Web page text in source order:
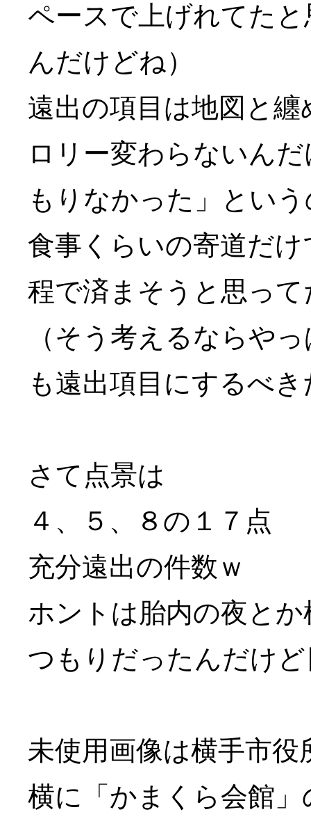
ペースで上げれてた
んだけどね）
遠出の項目は地図と
ロリー変わらないん
もりなかった」とい
食事くらいの寄道だ
程で済まそうと思って
（そう考えるならや
も遠出項目にするべ
さて点景は
４、５、８の１７点
充分遠出の件数ｗ
ホントは胎内の夜と
つもりだったんだけ
未使用画像は横手市役
横に「かまくら会館